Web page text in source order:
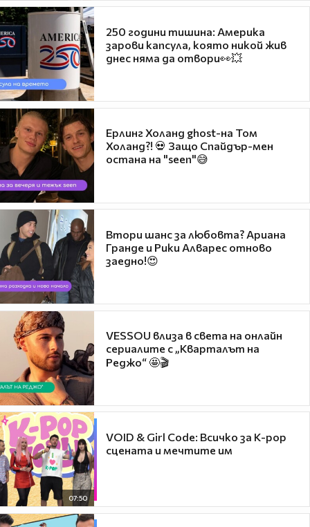
250 години тишина: Америка
зарови капсула, която никой жив
днес няма да отвори👀💥
Ерлинг Холанд ghost-на Том
Холанд?! 💀 Защо Спайдър-мен
остана на "seen"😅
Втори шанс за любовта? Ариана
Гранде и Рики Алварес отново
заедно!😍
VESSOU влиза в света на онлайн
сериалите с „Кварталът на
Реджо“ 🤩🎬
07:50
VOID & Girl Code: Всичко за K-pop
сцената и мечтите им